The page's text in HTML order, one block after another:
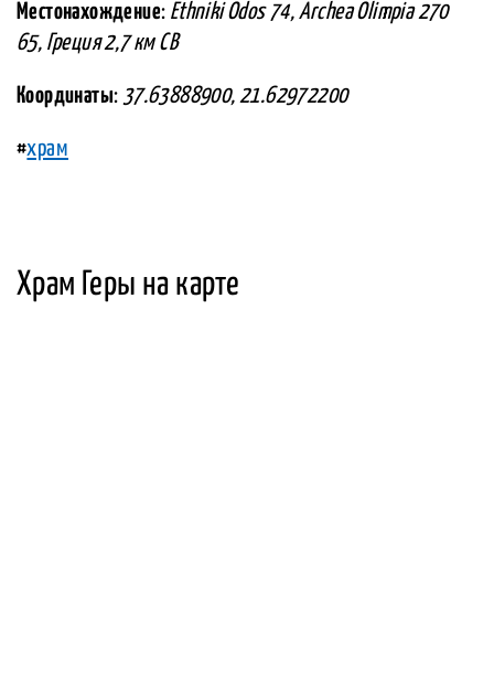
Местонахождение: Ethniki Odos 74, Archea Olimpia 270
65, Греция 2,7 км СВ
Координаты: 37.63888900, 21.62972200
#храм
Храм Геры на карте